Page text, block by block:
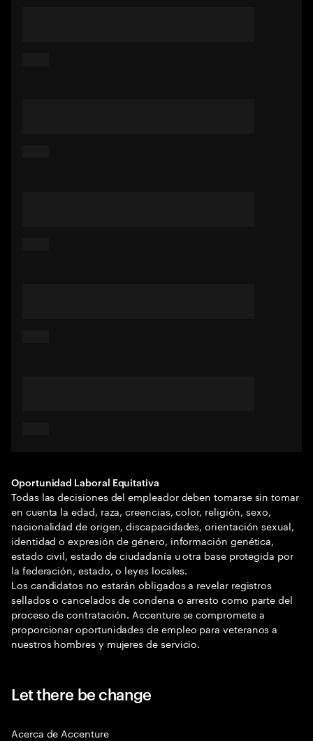
Oportunidad Laboral Equitativa
Todas las decisiones del empleador deben tomarse sin tomar
en cuenta la edad, raza, creencias, color, religión, sexo,
nacionalidad de origen, discapacidades, orientación sexual,
identidad o expresión de género, información genética,
estado civil, estado de ciudadanía u otra base protegida por
la federación, estado, o leyes locales.
Los candidatos no estarán obligados a revelar registros
sellados o cancelados de condena o arresto como parte del
proceso de contratación. Accenture se compromete a
proporcionar oportunidades de empleo para veteranos a
nuestros hombres y mujeres de servicio.
Let there be change
Acerca de Accenture